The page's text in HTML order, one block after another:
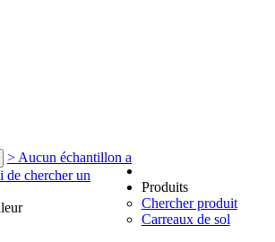
> Aucun échantillon a
de chercher un
Produits
Chercher produit
Carreaux de sol